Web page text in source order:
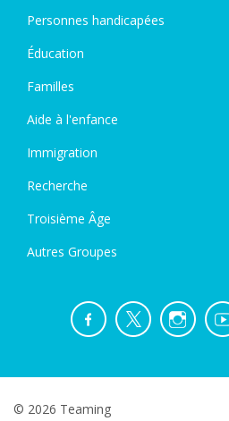
Personnes handicapées
Éducation
Familles
Aide à l'enfance
Immigration
Recherche
Troisième Âge
Autres Groupes
© 2026 Teaming